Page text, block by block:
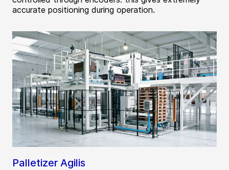
accurate positioning during operation.
Palletizer Agilis